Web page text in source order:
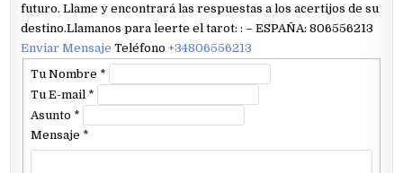
futuro. Llame y encontrará las respuestas a los acertijos de su
destino.Llamanos para leerte el tarot: : – ESPAÑA: 806556213
Enviar MensajeTeléfono+34806556213
Tu Nombre *
Tu E-mail *
Asunto *
Mensaje *